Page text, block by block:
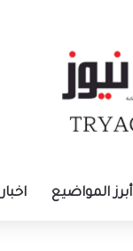
أبرز المواضيع اخبار